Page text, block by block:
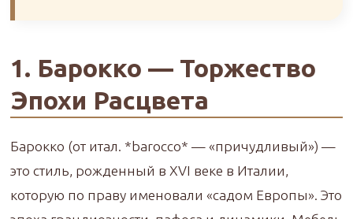
1. Барокко — Торжество
Эпохи Расцвета
Барокко (от итал. *barocco* — «причудливый») —
это стиль, рожденный в XVI веке в Италии,
которую по праву именовали «садом Европы». Это